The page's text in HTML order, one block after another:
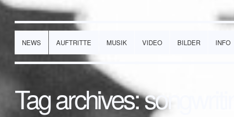
NEWS AUFTRITTE MUSIK VIDEO BILDER INFO
Tag archives:songwriting